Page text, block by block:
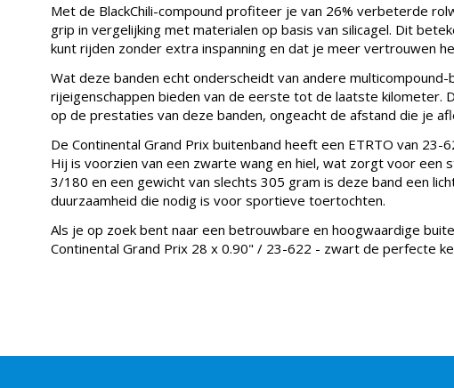
Met de BlackChili-compound profiteer je van 26% verbeterde
grip in vergelijking met materialen op basis van silicagel. Dit
kunt rijden zonder extra inspanning en dat je meer vertrouwen
Wat deze banden echt onderscheidt van andere
rijeigenschappen bieden van de eerste tot de laatste kilometer.
op de prestaties van deze banden, ongeacht de afstand die je
De Continental Grand Prix buitenband heeft een ETRTO van 23-
Hij is voorzien van een zwarte wang en hiel, wat zorgt voor een
3/180 en een gewicht van slechts 305 gram is deze band een
duurzaamheid die nodig is voor sportieve toertochten.
Als je op zoek bent naar een betrouwbare en hoogwaardige
Continental Grand Prix 28 x 0.90" / 23-622 - zwart de perfecte